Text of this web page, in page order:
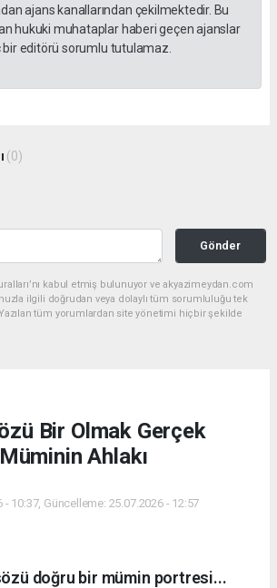
ajans kanallarından çekilmektedir. Bu
hukuki muhataplar haberi geçen ajanslar
editörü sorumlu tutulamaz.
(0)
Gönder
kabul etmiş bulunuyor ve akyazimeydan.com
ilgili doğrudan veya dolaylı tüm sorumluluğu tek
tüm yorumlardan site yönetimi hiçbir şekilde
Bir Olmak Gerçek
Müminin Ahlakı
- 10:37, Güncelleme: 25.07.2026 - 12:57
doğru bir mümin portresi...